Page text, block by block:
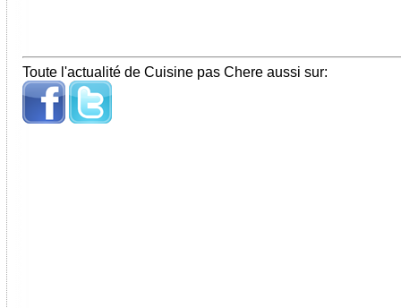
Toute l'actualité de Cuisine pas Chere aussi sur: